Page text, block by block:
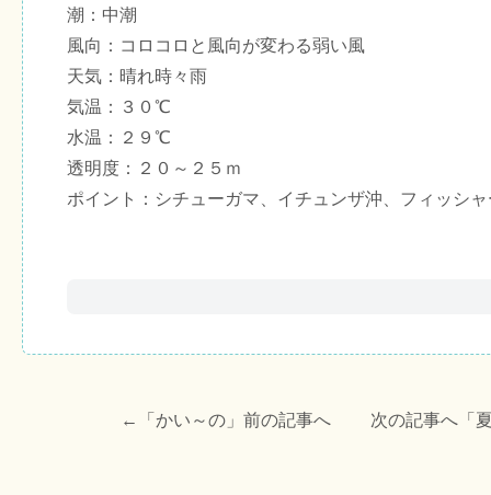
潮：中潮
風向：コロコロと風向が変わる弱い風
天気：晴れ時々雨
気温：３０℃
水温：２９℃
透明度：２０～２５ｍ
ポイント：シチューガマ、イチュンザ沖、フィッシ
←「 かい～の 」前の記事へ 次の記事へ「